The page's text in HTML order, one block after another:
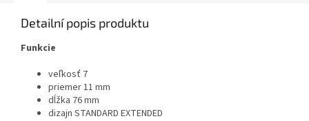
Detailní popis produktu
Funkcie
veľkosť 7
priemer 11 mm
dĺžka 76 mm
dizajn STANDARD EXTENDED